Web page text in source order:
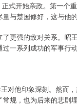
式开始亲政。第一个
与楚国修好，这与他
更强的敌对关系。昭
一系列成功的军事行
他印象深刻。然而
规，也为后来的悲剧埋